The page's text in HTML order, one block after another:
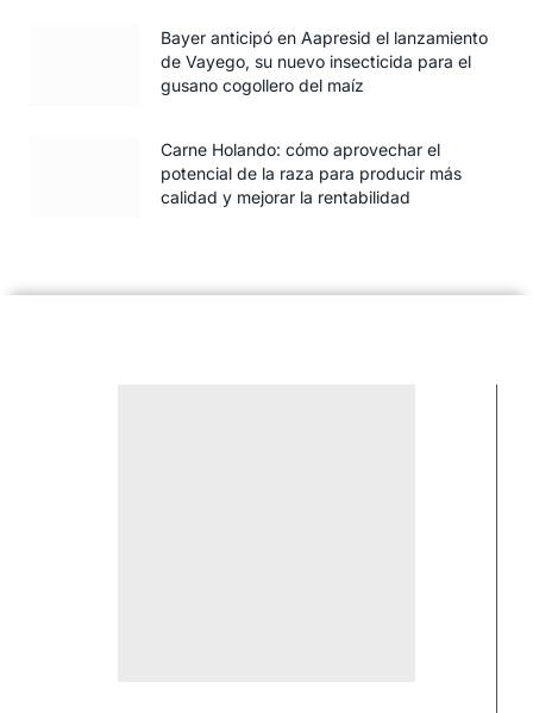
Bayer anticipó en Aapresid el lanzamiento
de Vayego, su nuevo insecticida para el
gusano cogollero del maíz
Carne Holando: cómo aprovechar el
potencial de la raza para producir más
calidad y mejorar la rentabilidad